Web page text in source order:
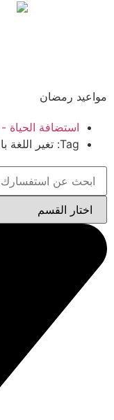
مواعيد رمضان
استضافة الحياة - HaYaH Host
Tag: تغير اللغة بالسى بانل الى العربية